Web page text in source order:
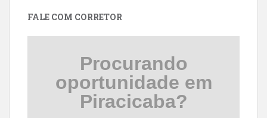
FALE COM CORRETOR
Procurando
oportunidade em
Piracicaba?